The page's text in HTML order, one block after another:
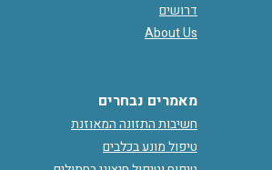
דרושים
About Us
מאמרים נבחרים
חשיבות התזונה המאוזנת
טיפול מונע בכלבים